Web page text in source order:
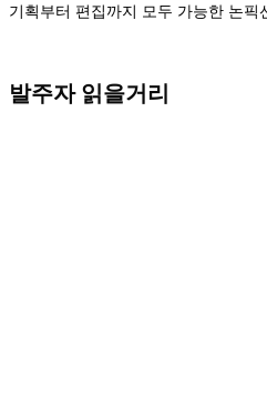
기획부터 편집까지 모두 가능한 논픽
발주자 읽을거리